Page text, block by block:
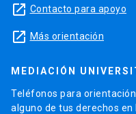
launch Contacto para apoyo
launch Más orientación
MEDIACIÓN
Teléfonos para
alguno de tus derechos en